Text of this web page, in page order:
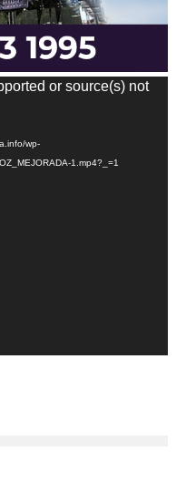
or source(s) not
wp-
1.mp4?_=1